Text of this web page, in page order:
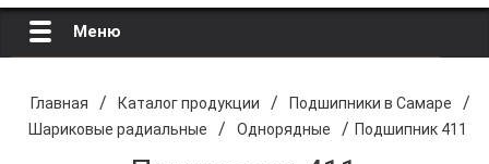
Меню
О компании
Главная / Каталог продукции / Подшипники в Самаре /
Шариковые радиальные / Однорядные / Подшипник 411